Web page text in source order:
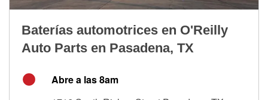
Baterías automotrices en O'Reilly
Auto Parts en Pasadena, TX
Abre a las 8am